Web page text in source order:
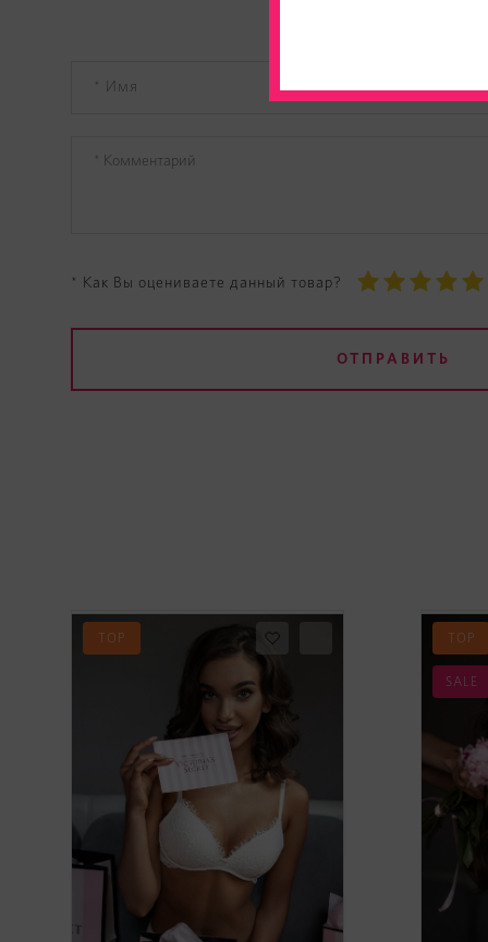
* Как Вы оцениваете данный товар?
ОТПРАВИТЬ
TOP TOP
SALE